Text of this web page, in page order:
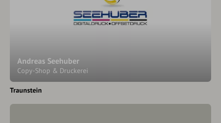
Andreas Seehuber
Copy-Shop & Druckerei
Traunstein